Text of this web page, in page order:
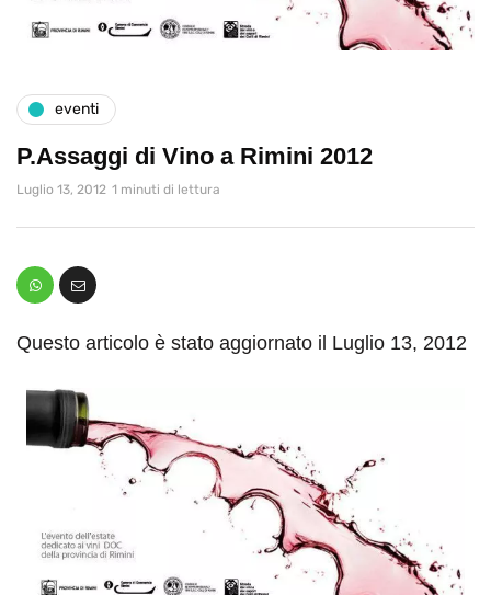
eventi
P.Assaggi di Vino a Rimini 2012
Luglio 13, 2012 1 minuti di lettura
Questo articolo è stato aggiornato il Luglio 13, 2012